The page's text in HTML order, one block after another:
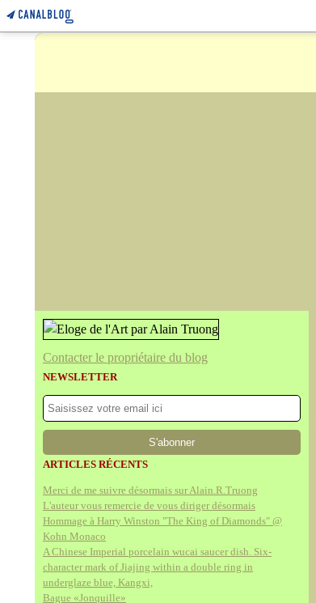
Contacter le propriétaire du blog
NEWSLETTER
ARTICLES RÉCENTS
Merci de me suivre désormais sur Alain.R.Truong
L'auteur vous remercie de vous diriger désormais
Hommage à Harry Winston "The King of Diamonds" @
Kohn Monaco
A Chinese Imperial porcelain wucai saucer dish. Six-
character mark of Jiajing within a double ring in
underglaze blue, Kangxi,
Bague «Jonquille»